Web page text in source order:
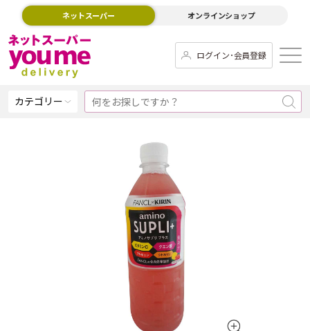
ネットスーパー オンラインショップ
ログイン･会員登録
カテゴリー